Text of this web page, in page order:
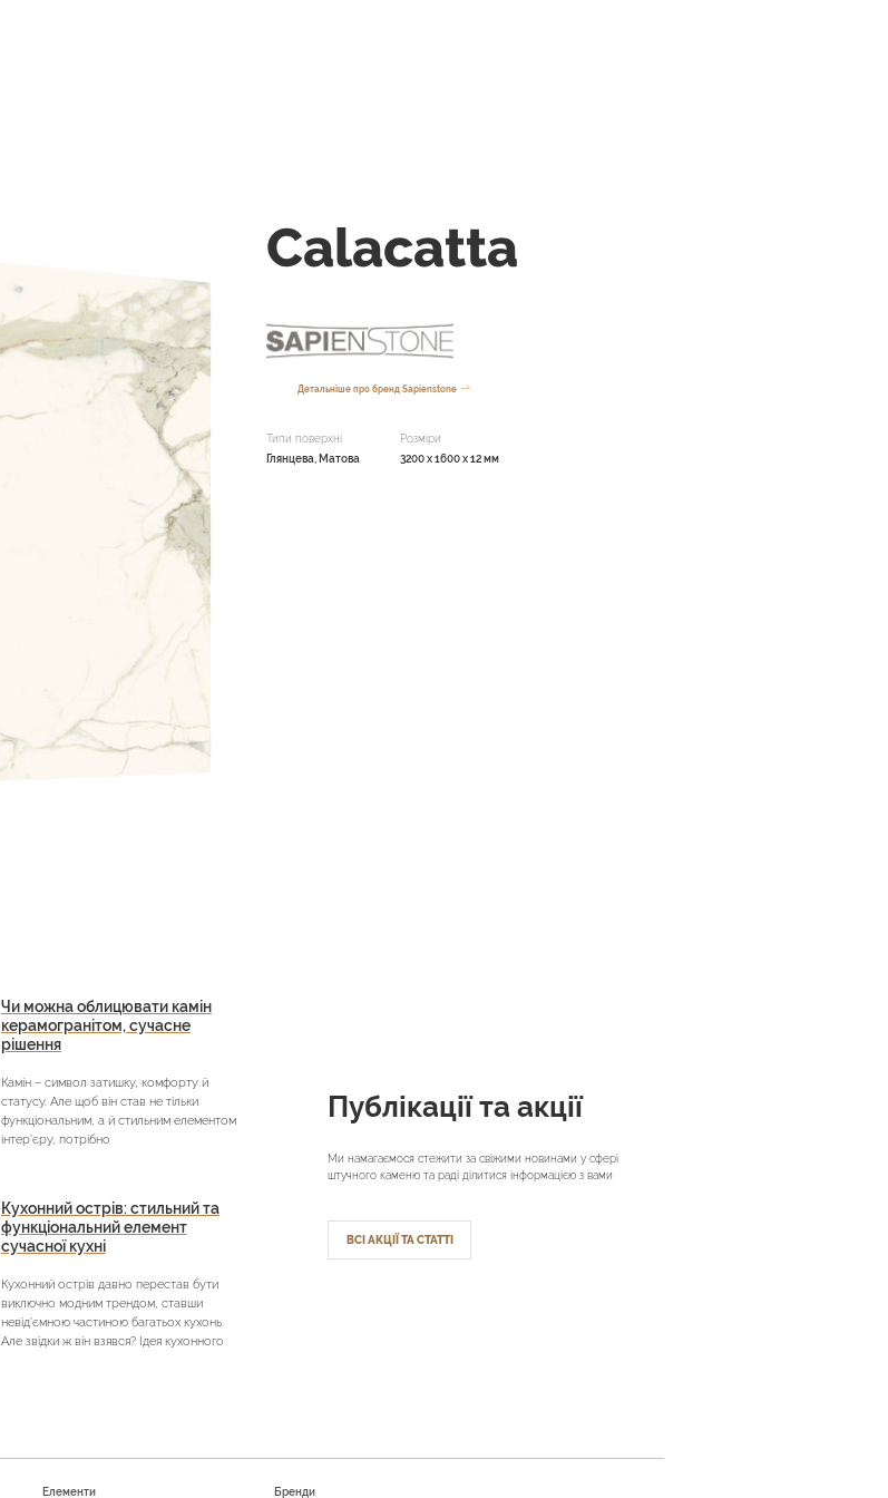
Calacatta
Детальніше про бренд Sapienstone
Типи поверхні
Глянцева, Матова
Розміри
3200 x 1600 x 12 мм
Публікації та акції
Ми намагаємося стежити за свіжими новинами у сфері
штучного каменю та раді ділитися інформацією з вами
ВСІ АКЦІЇ ТА СТАТТІ
Чи можна облицювати камін
керамогранітом, сучасне
рішення
Камін – символ затишку, комфорту й
статусу. Але щоб він став не тільки
функціональним, а й стильним елементом
інтер’єру, потрібно
Кухонний острів: стильний та
функціональний елемент
сучасної кухні
Кухонний острів давно перестав бути
виключно модним трендом, ставши
невід’ємною частиною багатьох кухонь.
Але звідки ж він взявся? Ідея кухонного
Елементи Бренди